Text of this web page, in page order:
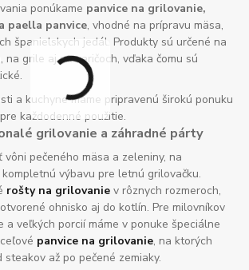
ponúkame panvice na grilovanie,
a paella panvice, vhodné na prípravu mäsa,
španielskych jedál. Produkty sú určené na
na grile aj na varičoch, vďaka čomu sú
a kuchyne máme pripravenú širokú ponuku
pre každodenné použitie.
grilovanie a záhradné párty
pečeného mäsa a zeleniny, na
výbavu pre letnú grilovačku.
rošty na grilovanie v rôznych rozmeroch,
ohnisko aj do kotlín. Pre milovníkov
a veľkých porcií máme v ponuke špeciálne
panvice na grilovanie, na ktorých
až po pečené zemiaky.